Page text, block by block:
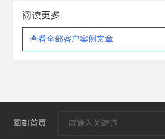
阅读更多
查看全部客户案例文章
回到首页